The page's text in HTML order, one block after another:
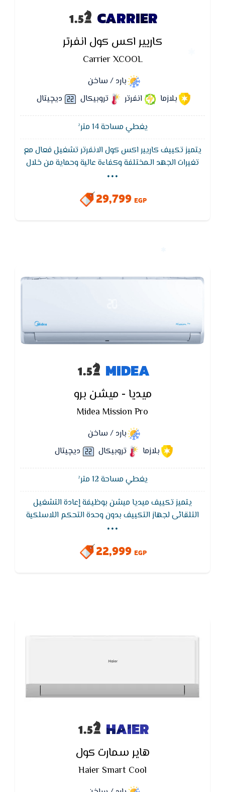
CARRIER
كاريير اكس كول انفرتر
Carrier XCOOL
بارد / ساخن
بلازما
انفرتر تروبيكال ديچيتال
يغطي مساحة 14 متر²
يتميز تكييف كاريير اكس كول الانفرتر تشغيل فعال مع
تغيرات الجهد الـمختلفة وكفاءة عالية وحماية من خلال
وحدة التحكم الكهربائية الرئيسية الذكية التي تعمل على
تحسين الأداء بفضل قدرتها على تحمل تغيرات الجهد من
165 فولت إلى 265 فولت
...
29,799 EGP
MIDEA
ميديا - ميشن برو
Midea Mission Pro
بارد / ساخن
بلازما
تروبيكال ديچيتال
يغطي مساحة 12 متر²
يتميز تكييف ميديا ميشن بوظيفة إعادة التشغيل
التلقائى لجهاز التكييف بدون وحدة التحكم اللاسلكية
فلاتر تنقيه لمقاومه الاتربه و الجراثيم و ادخنه السجائر
...
22,999 EGP
HAIER
هاير سمارت كول
Haier Smart Cool